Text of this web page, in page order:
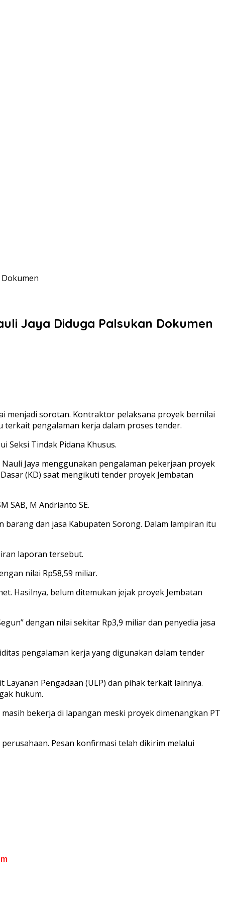
Jaya Diduga Palsukan Dokumen
menjadi sorotan. Kontraktor pelaksana proyek bernilai
terkait pengalaman kerja dalam proses tender.
Seksi Tindak Pidana Khusus.
Nauli Jaya menggunakan pengalaman pekerjaan proyek
(KD) saat mengikuti tender proyek Jembatan
SAB, M Andrianto SE.
dan jasa Kabupaten Sorong. Dalam lampiran itu
laporan tersebut.
nilai Rp58,59 miliar.
Hasilnya, belum ditemukan jejak proyek Jembatan
dengan nilai sekitar Rp3,9 miliar dan penyedia jasa
pengalaman kerja yang digunakan dalam tender
Pengadaan (ULP) dan pihak terkait lainnya.
hukum.
bekerja di lapangan meski proyek dimenangkan PT
Pesan konfirmasi telah dikirim melalui